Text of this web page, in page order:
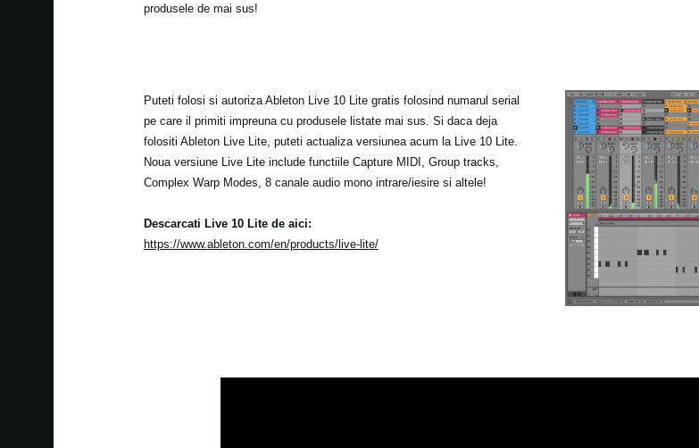
produsele de mai sus!
Puteti folosi si autoriza Ableton Live 10 Lite gratis folosind numarul serial
pe care il primiti impreuna cu produsele listate mai sus. Si daca deja
folositi Ableton Live Lite, puteti actualiza versiunea acum la Live 10 Lite.
Noua versiune Live Lite include functiile Capture MIDI, Group tracks,
Complex Warp Modes, 8 canale audio mono intrare/iesire si altele!
Descarcati Live 10 Lite de aici:
https://www.ableton.com/en/products/live-lite/